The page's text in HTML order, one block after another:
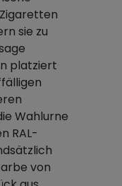
sie zu
platziert
Wahlurne
RAL-
von